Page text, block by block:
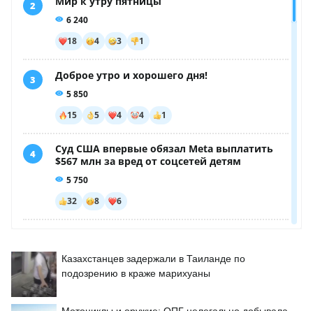
Казахстанцев задержали в Таиланде по
подозрению в краже марихуаны